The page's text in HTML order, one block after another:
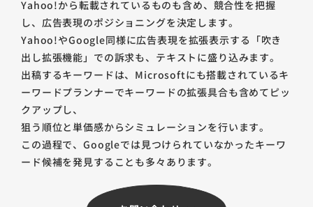
Yahoo!から転載されているものも含め、競合性を把握
し、広告表現のポジショニングを決定します。
Yahoo!やGoogle同様に広告表現を拡張表示する「吹き
出し拡張機能」での訴求も、テキストに盛り込みます。
出稿するキーワードは、Microsoftにも搭載されているキ
ーワードプランナーでキーワードの拡張具合も含めてピッ
クアップし、
狙う順位と単価感からシミュレーションを行います。
この過程で、Googleでは見つけられていなかったキーワ
ード候補を発見することも多々あります。